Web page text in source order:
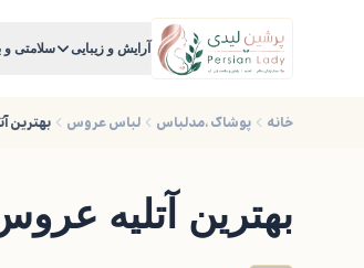
آرایش و زیبایی سلامتی
خانه پوشاک ،مدلباس لباس عروس بهترین
بهترین آتلیه